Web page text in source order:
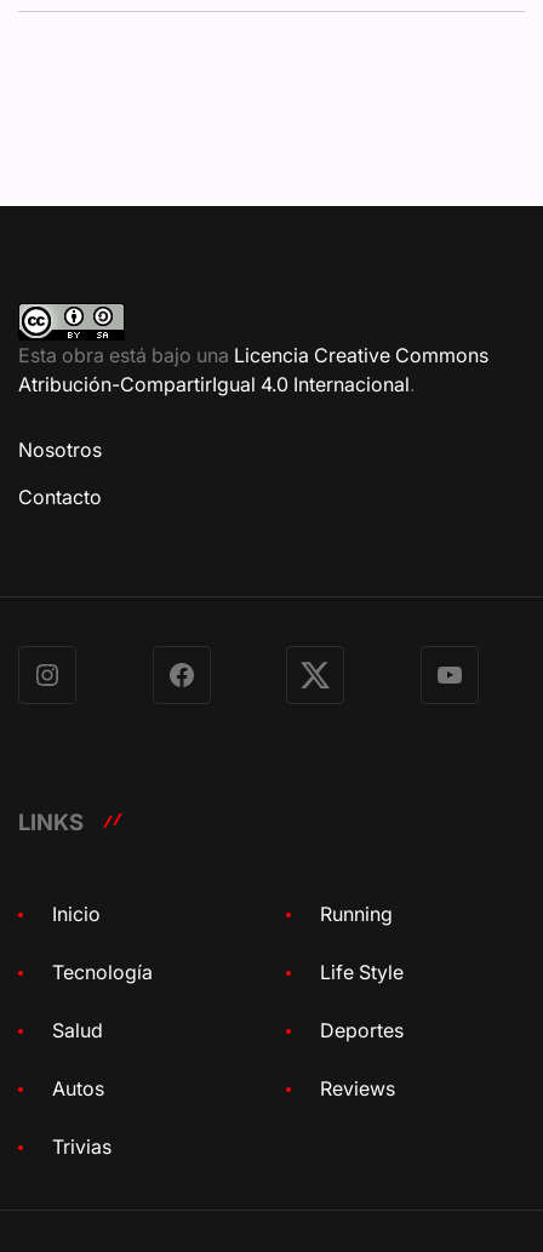
Esta obra está bajo una Licencia Creative Commons
Atribución-CompartirIgual 4.0 Internacional.
Nosotros
Contacto
Instagram Facebook X YouTube
LINKS
Inicio Running
Tecnología Life Style
Salud Deportes
Autos Reviews
Trivias